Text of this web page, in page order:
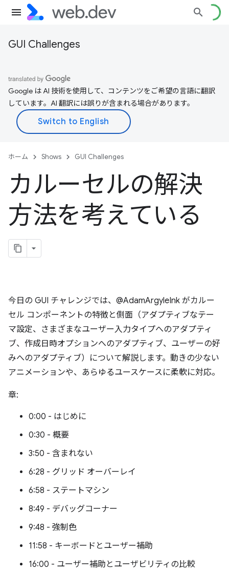
GUI Challenges
Google は AI 技術を使用して、コンテンツをご希望の言語に翻訳
しています。AI 翻訳には誤りが含まれる場合があります。
ホーム Shows GUI Challenges
カルーセルの解決
方法を考えている
今日の GUI チャレンジでは、@AdamArgyleInk がカルー
セル コンポーネントの特徴と側面（アダプティブなテー
マ設定、さまざまなユーザー入力タイプへのアダプティ
ブ、作成日時オプションへのアダプティブ、ユーザーの好
みへのアダプティブ）について解説します。動きの少ない
アニメーションや、あらゆるユースケースに柔軟に対応。
章:
0:00 - はじめに
0:30 - 概要
3:50 - 含まれない
6:28 - グリッド オーバーレイ
6:58 - ステートマシン
8:49 - デバッグコーナー
9:48 - 強制色
11:58 - キーボードとユーザー補助
16:00 - ユーザー補助とユーザビリティの比較